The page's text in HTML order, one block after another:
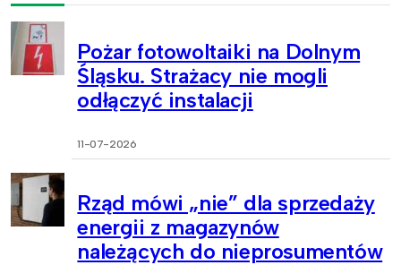
Pożar fotowoltaiki na Dolnym
Śląsku. Strażacy nie mogli
odłączyć instalacji
11-07-2026
Rząd mówi „nie” dla sprzedaży
energii z magazynów
należących do nieprosumentów